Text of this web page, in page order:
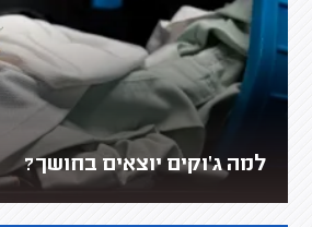
למה ג'וקים יוצאים בחושך?